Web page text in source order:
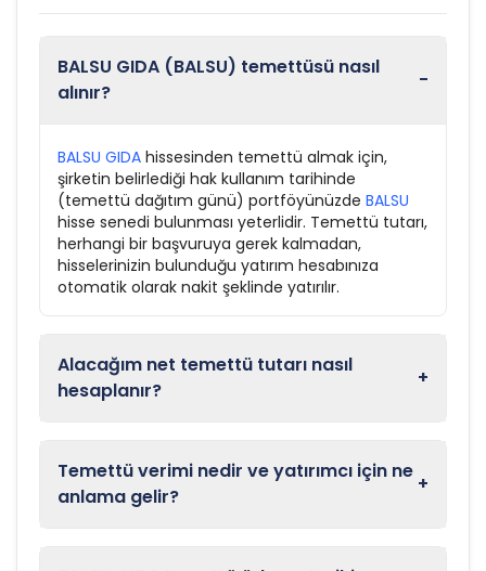
BALSU GIDA (BALSU) temettüsü nasıl
alınır?
-
BALSU GIDA hissesinden temettü almak için,
şirketin belirlediği hak kullanım tarihinde
(temettü dağıtım günü) portföyünüzde BALSU
hisse senedi bulunması yeterlidir. Temettü tutarı,
herhangi bir başvuruya gerek kalmadan,
hisselerinizin bulunduğu yatırım hesabınıza
otomatik olarak nakit şeklinde yatırılır.
Alacağım net temettü tutarı nasıl
hesaplanır?
+
Temettü verimi nedir ve yatırımcı için ne
anlama gelir?
+